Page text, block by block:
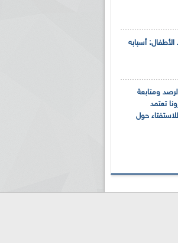
أسبابه
لرصد ومتابعة
تعتمد
حول